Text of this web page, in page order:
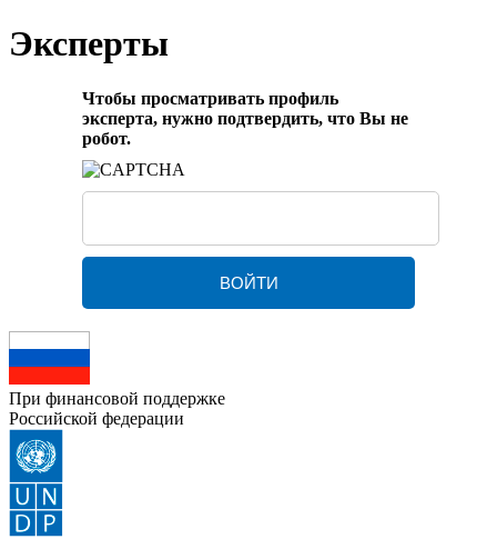
Эксперты
Чтобы просматривать профиль
эксперта, нужно подтвердить, что Вы не
робот.
При финансовой поддержке
Российской федерации